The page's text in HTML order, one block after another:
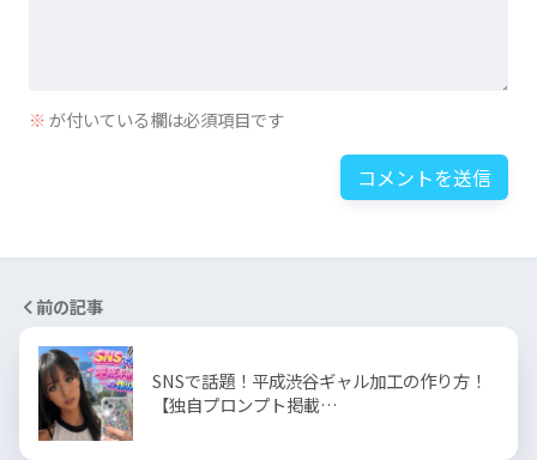
※が付いている欄は必須項目です
前の記事
SNSで話題！平成渋谷ギャル加工の作り方！
【独自プロンプト掲載…